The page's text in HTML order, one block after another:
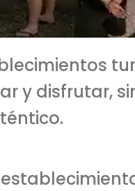
y disfrutar,